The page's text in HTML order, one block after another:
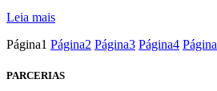
Leia mais
Página1 Página2 Página3 Página4 Página
PARCERIAS